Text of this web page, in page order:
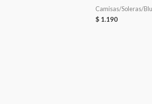
Camisas/Soleras/
$ 1.190